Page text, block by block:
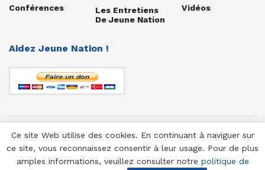
Conférences
Les Entretiens
De Jeune Nation
Vidéos
Aidez Jeune Nation !
© 1958-2025 Jeune Nation
Ce site Web utilise des cookies. En continuant à naviguer sur
ce site, vous reconnaissez consentir à leur usage. Pour de plus
amples informations, veuillez consulter notre politique de